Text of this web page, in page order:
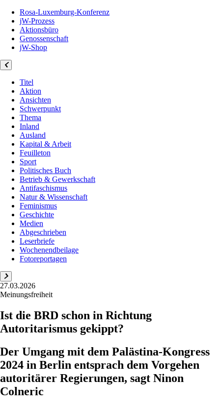
Rosa-Luxemburg-Konferenz
jW-Prozess
Aktionsbüro
Genossenschaft
jW-Shop
Titel
Aktion
Ansichten
Schwerpunkt
Thema
Inland
Ausland
Kapital & Arbeit
Feuilleton
Sport
Politisches Buch
Betrieb & Gewerkschaft
Antifaschismus
Natur & Wissenschaft
Feminismus
Geschichte
Medien
Abgeschrieben
Leserbriefe
Wochenendbeilage
Fotoreportagen
27.03.2026
Meinungsfreiheit
Ist die BRD schon in Richtung
Autoritarismus gekippt?
Der Umgang mit dem Palästina-Kongress
2024 in Berlin entsprach dem Vorgehen
autoritärer Regierungen, sagt Ninon
Colneric